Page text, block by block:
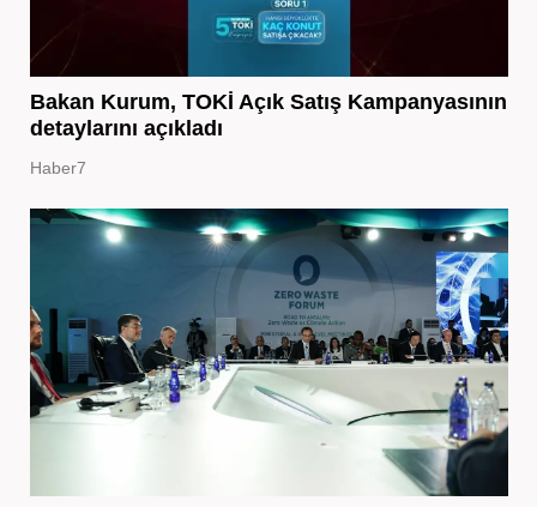
Bakan Kurum, TOKİ Açık Satış Kampanyasının
detaylarını açıkladı
Haber7